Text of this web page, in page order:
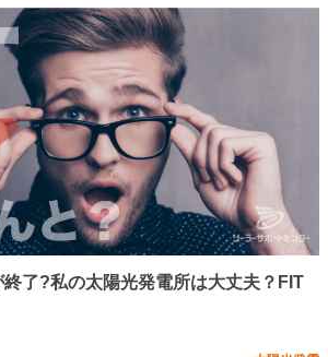
終了?私の太陽光発電所は大丈夫？FIT